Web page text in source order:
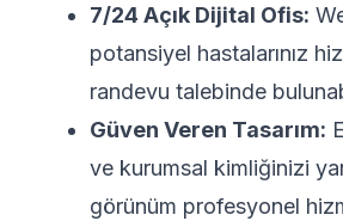
7/24 Açık Dijital Ofis:
potansiyel hastalarınız
randevu talebinde
Güven Veren Tasarım:
ve kurumsal kimliğinizi
görünüm profesyonel